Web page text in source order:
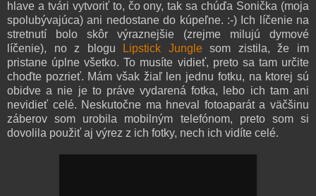
hlave a tvári vytvoriť to, čo ony, tak sa chúďa Sonička (moja
spolubývajúca) ani nedostane do kúpeľne. :-) Ich líčenie na
stretnutí bolo skôr výraznejšie (zrejme milujú dymové
líčenie), no z blogu
Lipstick Junglesom zistila, že im
pristane úplne všetko. To musíte vidieť, preto sa tam určite
choďte pozrieť. Mám však žiaľ len jednu fotku, na ktorej sú
obidve a nie je to práve vydarená fotka, lebo ich tam ani
nevidieť celé. Neskutočne ma hneval fotoaparát a väčšinu
záberov som urobila mobilným telefónom, preto som si
dovolila použiť aj výrez z ich fotky, nech ich vidíte celé.